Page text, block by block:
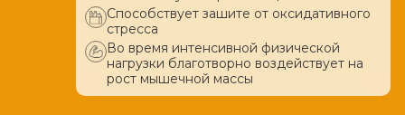
Способствует зашите от оксидативного
стресса
Во время интенсивной физической
нагрузки благотворно воздействует на
рост мышечной массы